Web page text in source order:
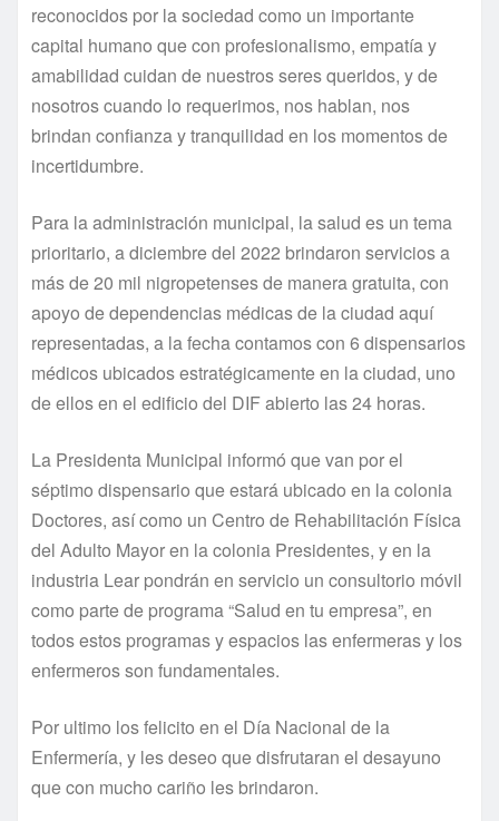
reconocidos por la sociedad como un importante
capital humano que con profesionalismo, empatía y
amabilidad cuidan de nuestros seres queridos, y de
nosotros cuando lo requerimos, nos hablan, nos
brindan confianza y tranquilidad en los momentos de
incertidumbre.
Para la administración municipal, la salud es un tema
prioritario, a diciembre del 2022 brindaron servicios a
más de 20 mil nigropetenses de manera gratuita, con
apoyo de dependencias médicas de la ciudad aquí
representadas, a la fecha contamos con 6 dispensarios
médicos ubicados estratégicamente en la ciudad, uno
de ellos en el edificio del DIF abierto las 24 horas.
La Presidenta Municipal informó que van por el
séptimo dispensario que estará ubicado en la colonia
Doctores, así como un Centro de Rehabilitación Física
del Adulto Mayor en la colonia Presidentes, y en la
industria Lear pondrán en servicio un consultorio móvil
como parte de programa “Salud en tu empresa”, en
todos estos programas y espacios las enfermeras y los
enfermeros son fundamentales.
Por ultimo los felicito en el Día Nacional de la
Enfermería, y les deseo que disfrutaran el desayuno
que con mucho cariño les brindaron.